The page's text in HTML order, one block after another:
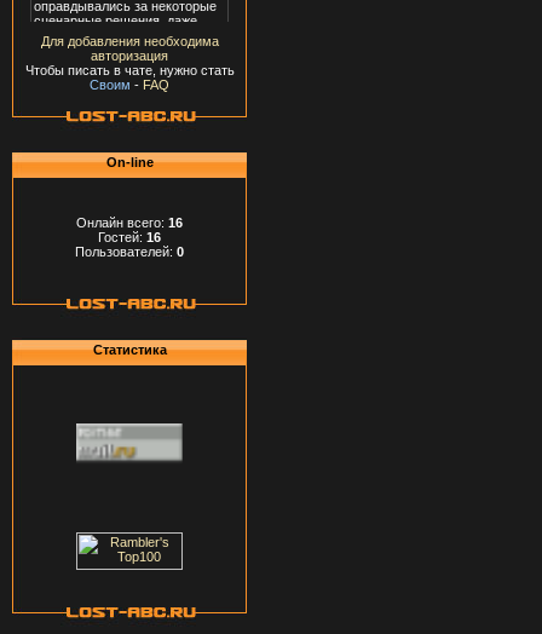
Для добавления необходима
авторизация
Чтобы писать в чате, нужно стать
Своим - FAQ
On-line
Онлайн всего: 16
Гостей: 16
Пользователей: 0
Статистика